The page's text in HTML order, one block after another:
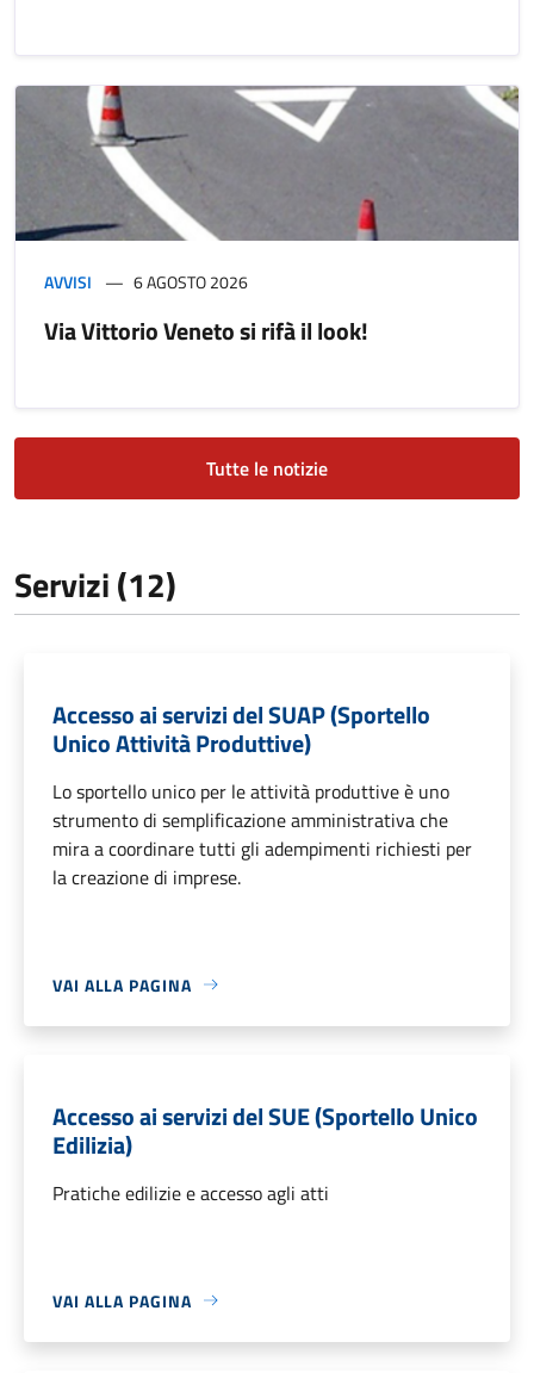
AVVISI 6 AGOSTO 2026
Via Vittorio Veneto si rifà il look!
Tutte le notizie
Servizi (12)
Accesso ai servizi del SUAP (Sportello
Unico Attività Produttive)
Lo sportello unico per le attività produttive è uno
strumento di semplificazione amministrativa che
mira a coordinare tutti gli adempimenti richiesti per
la creazione di imprese.
VAI ALLA PAGINA
Accesso ai servizi del SUE (Sportello Unico
Edilizia)
Pratiche edilizie e accesso agli atti
VAI ALLA PAGINA